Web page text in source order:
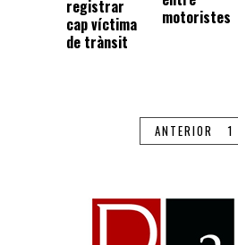
registrar
cap víctima
de trànsit
motoristes
ANTERIOR 1